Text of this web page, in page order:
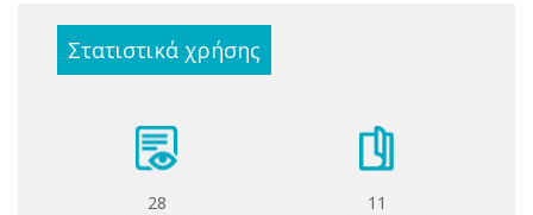
Στατιστικά χρήσης
28 11